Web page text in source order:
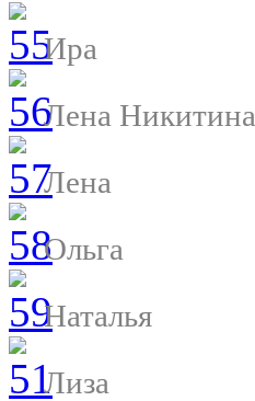
Ира
Лена Никитина
Лена
Ольга
Наталья
Лиза